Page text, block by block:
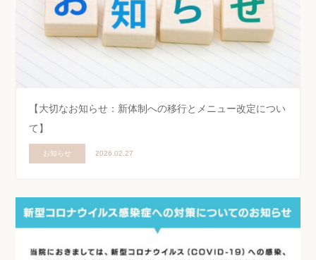
【大切なお知らせ：新体制への移行とメニュー改定につい
て】
お知らせ 2026.02.27